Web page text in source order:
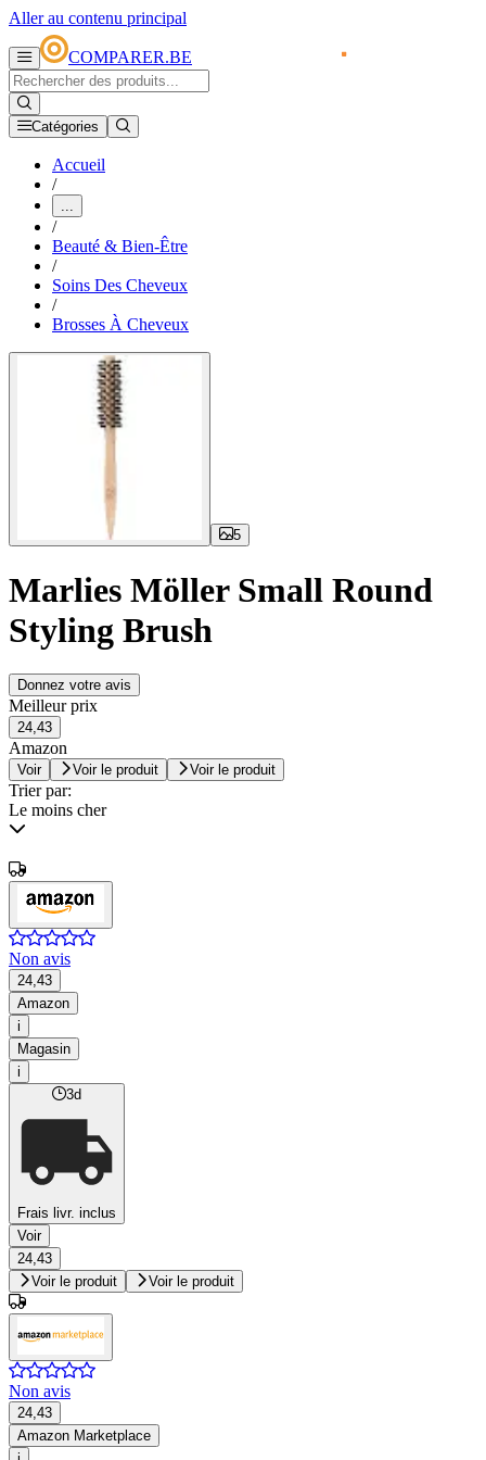
Aller au contenu principal
COMPARER.BE
Catégories
Accueil
/
...
/
Beauté & Bien-Être
/
Soins Des Cheveux
/
Brosses À Cheveux
5
Marlies Möller Small Round
Styling Brush
Donnez votre avis
Meilleur prix
24,43
Amazon
Voir Voir le produit Voir le produit
Trier par:
Le moins cher
Non avis
24,43
Amazon
i
Magasin
i
3d
Frais livr. inclus
Voir
24,43
Voir le produit
Voir le produit
Non avis
24,43
Amazon Marketplace